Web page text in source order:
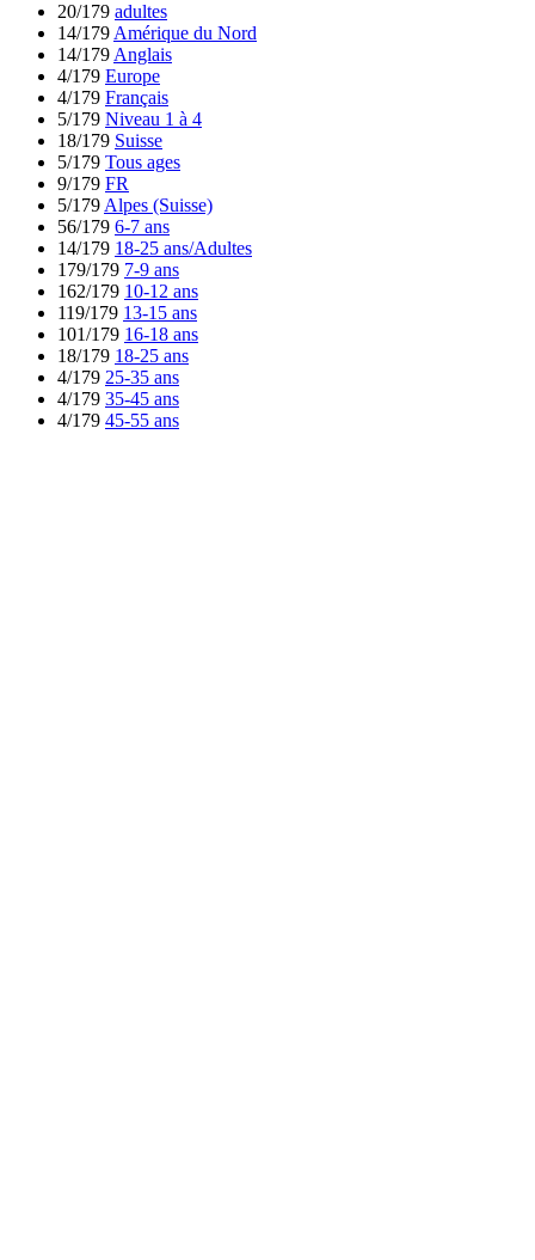
20/179 adultes
14/179 Amérique du Nord
14/179 Anglais
4/179 Europe
4/179 Français
5/179 Niveau 1 à 4
18/179 Suisse
5/179 Tous ages
9/179 FR
5/179 Alpes (Suisse)
56/179 6-7 ans
14/179 18-25 ans/Adultes
179/179 7-9 ans
162/179 10-12 ans
119/179 13-15 ans
101/179 16-18 ans
18/179 18-25 ans
4/179 25-35 ans
4/179 35-45 ans
4/179 45-55 ans